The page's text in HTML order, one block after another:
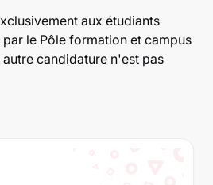
aux étudiants
le Pôle formation et campus
candidature n'est pas